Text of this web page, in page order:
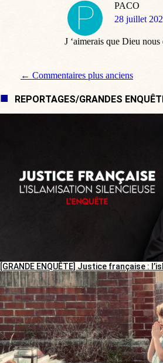
PACO
dit
28 juillet
J ‘aimerais que Dieu nous
Navigation de commentaire
← Commentaires plus anciens
REPORTAGES/GRANDES
[GRANDE ENQUÊTE] Justice française :